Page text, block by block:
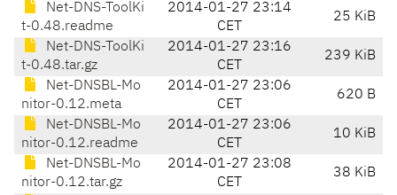
Net-DNS-ToolKi
t-0.48.readme
2014-01-27 23:14
CET
25 KiB
Net-DNS-ToolKi
t-0.48.tar.gz
2014-01-27 23:16
CET
239 KiB
Net-DNSBL-Mo
nitor-0.12.meta
2014-01-27 23:06
CET
620 B
Net-DNSBL-Mo
nitor-0.12.readme
2014-01-27 23:06
CET
10 KiB
Net-DNSBL-Mo
nitor-0.12.tar.gz
2014-01-27 23:08
CET
38 KiB